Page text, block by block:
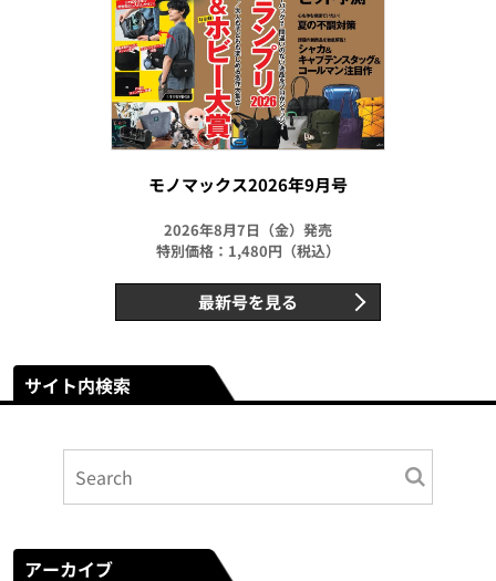
モノマックス2026年9月号
2026年8月7日（金）発売
特別価格：1,480円（税込）
最新号を見る
サイト内検索
アーカイブ